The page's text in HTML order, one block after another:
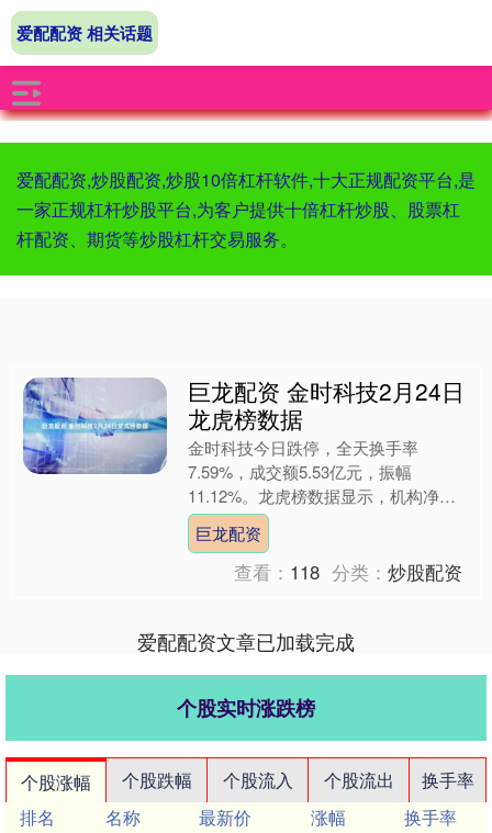
爱配配资,炒股配资,炒股10倍杠杆软件,十大正规配资平台,是
一家正规杠杆炒股平台,为客户提供十倍杠杆炒股、股票杠
杆配资、期货等炒股杠杆交易服务。
爱配配资 相关话题
巨龙配资 金时科技2月24日
龙虎榜数据
金时科技今日跌停，全天换手率
7.59%，成交额5.53亿元，振幅
11.12%。龙虎榜数据显示，机构净买
入321.60万元，深股通净卖出1169.94
万元，营业部....
巨龙配资
查看： 118 分类：炒股配资
爱配配资文章已加载完成
个股实时涨跌榜
个股涨幅 个股跌幅 个股流入 个股流出
换手率
排名
名称 最新价 涨幅
换手率